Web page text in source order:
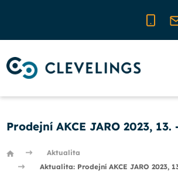
Prodejní AKCE JARO 2023, 13.
Aktualita
Aktualita: Prodejní AKCE JARO 2023,